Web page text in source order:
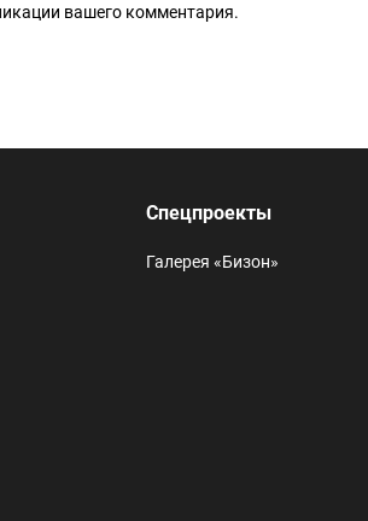
вашего комментария.
Спецпроекты
Галерея «Бизон»